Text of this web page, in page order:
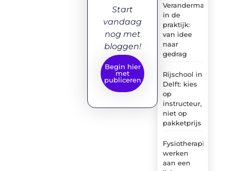
in de
praktijk:
van idee
naar
gedrag
Rijschool in
Delft: kies
op
instructeur,
niet op
pakketprijs
Fysiotherapie:
werken
aan een
Start
vandaag
nog met
bloggen!
Begin hier
met
publiceren